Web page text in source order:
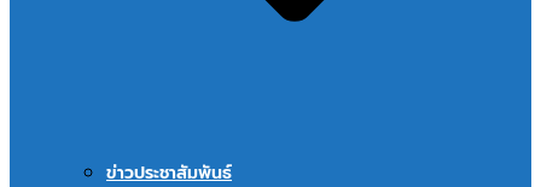
ข่าวประชาสัมพันธ์